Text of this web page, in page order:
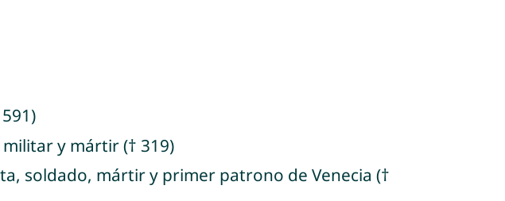
y mártir († 319)
soldado, mártir y primer patrono de Venecia (†